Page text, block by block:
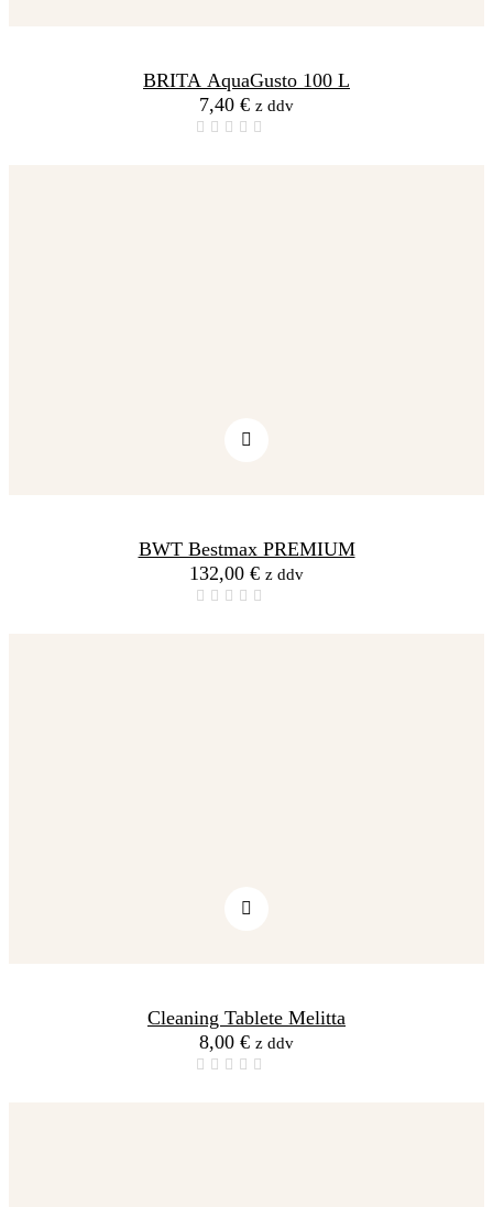
BRITA AquaGusto 100 L
7,40 € z ddv
BWT Bestmax PREMIUM
132,00 € z ddv
Cleaning Tablete Melitta
8,00 € z ddv